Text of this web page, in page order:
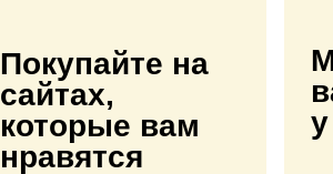
Покупайте на
сайтах,
которые вам
нравятся